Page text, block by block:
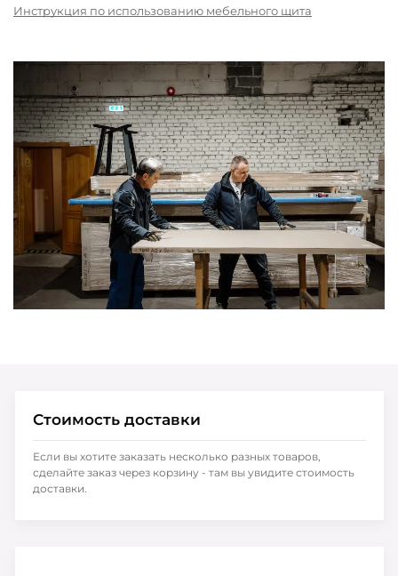
Инструкция по использованию мебельного щита
Стоимость доставки
Если вы хотите заказать несколько разных товаров,
сделайте заказ через корзину - там вы увидите стоимость
доставки.